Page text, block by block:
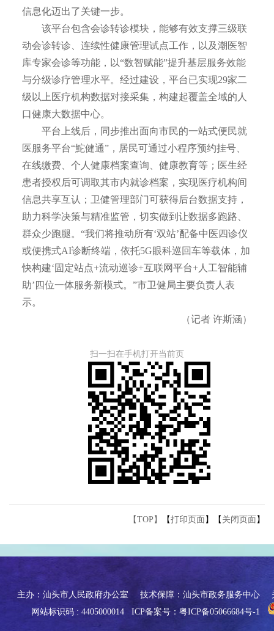
信息化迈出了关键一步。
该平台包含会诊转诊模块，能够有效支撑三级联
动会诊转诊、连续性健康管理试点工作，以及潮医智
库专家会诊等功能，以“数智赋能”提升基层服务效能
与分级诊疗管理水平。经过建设，平台已实现29家二
级以上医疗机构数据对接采集，构建起覆盖全域的人
口健康大数据中心。
平台上线后，同步推出面向市民的一站式便民就
医服务平台“鮀健通”，居民可通过小程序预约挂号、
在线缴费、个人健康档案查询、健康教育等；医生经
患者授权后可调取其市内就诊档案，实现医疗机构间
信息共享互认；卫健管理部门可获得后台数据支持，
助力科学决策与精准监管，切实做到让数据多跑路、
群众少跑腿。“我们将推动所有‘双站’配备中医四诊仪
或便携式AI诊断终端，依托5G眼科巡回车等载体，加
快构建‘固定站点+流动巡诊+互联网平台+人工智能辅
助’四位一体服务新模式。”市卫健局主要负责人表
示。
（记者 许斯涵）
扫一扫在手机打开当前页
【TOP】 【打印页面 】【 关闭页面 】
主办：汕头市人民政府办公室 技术保障：汕头市政务服务中心
网站标识码 : 4405000014 ICP备案号：粤ICP备05066684号-1